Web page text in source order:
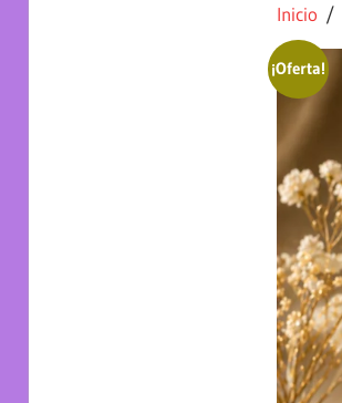
Inicio /
¡Oferta!